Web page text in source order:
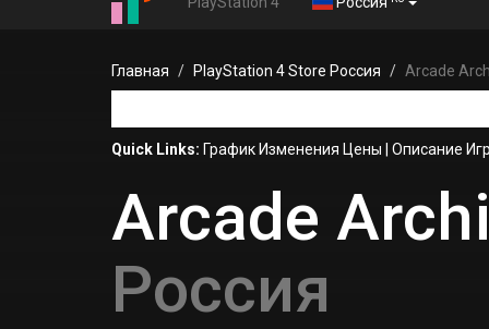
Главная PlayStation 4 Store Россия Arcade
Quick Links: График Изменения Цены Описание
Arcade
Россия